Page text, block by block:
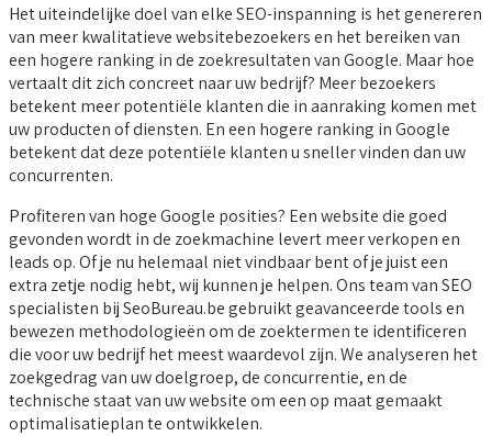
Het uiteindelijke doel van elke SEO-inspanning is het genereren
van meer kwalitatieve websitebezoekers en het bereiken van
een hogere ranking in de zoekresultaten van Google. Maar hoe
vertaalt dit zich concreet naar uw bedrijf? Meer bezoekers
betekent meer potentiële klanten die in aanraking komen met
uw producten of diensten. En een hogere ranking in Google
betekent dat deze potentiële klanten u sneller vinden dan uw
concurrenten.
Profiteren van hoge Google posities? Een website die goed
gevonden wordt in de zoekmachine levert meer verkopen en
leads op. Of je nu helemaal niet vindbaar bent of je juist een
extra zetje nodig hebt, wij kunnen je helpen. Ons team van SEO
specialisten bij SeoBureau.be gebruikt geavanceerde tools en
bewezen methodologieën om de zoektermen te identificeren
die voor uw bedrijf het meest waardevol zijn. We analyseren het
zoekgedrag van uw doelgroep, de concurrentie, en de
technische staat van uw website om een op maat gemaakt
optimalisatieplan te ontwikkelen.